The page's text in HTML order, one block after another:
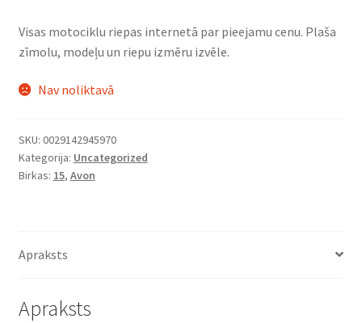
Visas motociklu riepas internetā par pieejamu cenu. Plaša
zīmolu, modeļu un riepu izmēru izvēle.
Nav noliktavā
SKU: 0029142945970
Kategorija: Uncategorized
Birkas: 15, Avon
Apraksts
Apraksts